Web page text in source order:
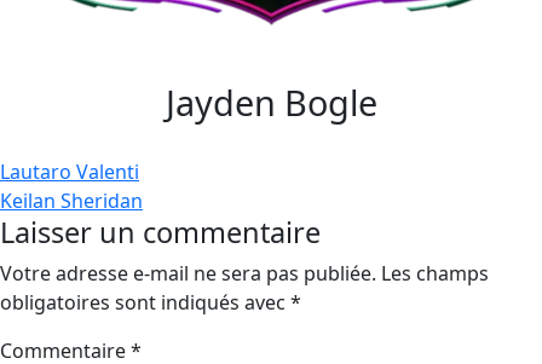
Jayden Bogle
Navigation
de
l’article
Lautaro Valenti
Keilan Sheridan
Laisser un commentaire
Votre adresse e-mail ne sera pas publiée. Les champs
obligatoires sont indiqués avec *
Commentaire*